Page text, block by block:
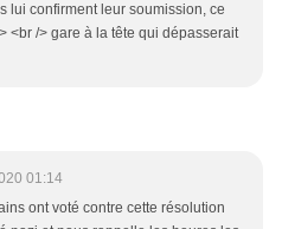
lui confirment leur soumission, ce
<br /> gare à la tête qui dépasserait
01:14
ont voté contre cette résolution